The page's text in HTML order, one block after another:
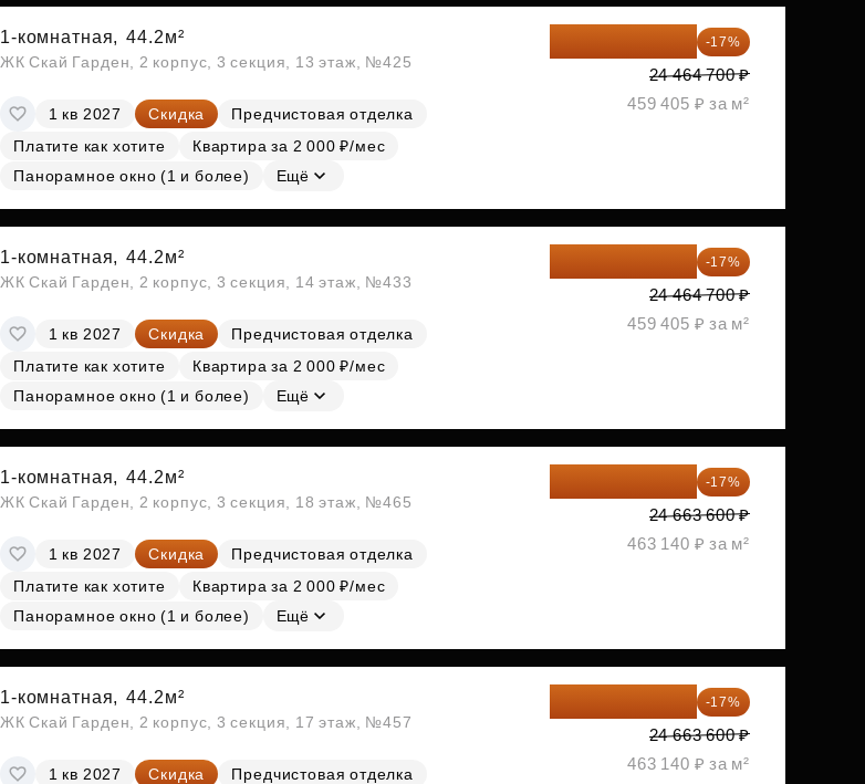
1-комнатная, 44.2м²
ЖК Скай Гарден, 2 корпус, 3 секция, 13 этаж, №425
1 кв 2027 Скидка
Предчистовая отделка
Платите как хотите
Квартира за 2 000 ₽/мес
Панорамное окно (1 и более)
Ещё
-17%
24 464 700 ₽
459 405 ₽ за м²
1-комнатная, 44.2м²
ЖК Скай Гарден, 2 корпус, 3 секция, 14 этаж, №433
1 кв 2027 Скидка
Предчистовая отделка
Платите как хотите
Квартира за 2 000 ₽/мес
Панорамное окно (1 и более)
Ещё
-17%
24 464 700 ₽
459 405 ₽ за м²
1-комнатная, 44.2м²
ЖК Скай Гарден, 2 корпус, 3 секция, 18 этаж, №465
1 кв 2027 Скидка
Предчистовая отделка
Платите как хотите
Квартира за 2 000 ₽/мес
Панорамное окно (1 и более)
Ещё
-17%
24 663 600 ₽
463 140 ₽ за м²
1-комнатная, 44.2м²
ЖК Скай Гарден, 2 корпус, 3 секция, 17 этаж, №457
1 кв 2027 Скидка
Предчистовая отделка
-17%
24 663 600 ₽
463 140 ₽ за м²